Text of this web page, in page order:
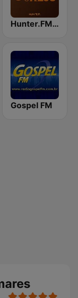
Hunter.FM - Sertanejo
Gospel FM